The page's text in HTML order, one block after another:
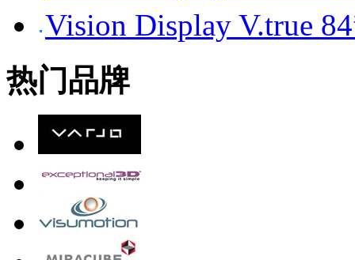
Vision Display V.true
热门品牌